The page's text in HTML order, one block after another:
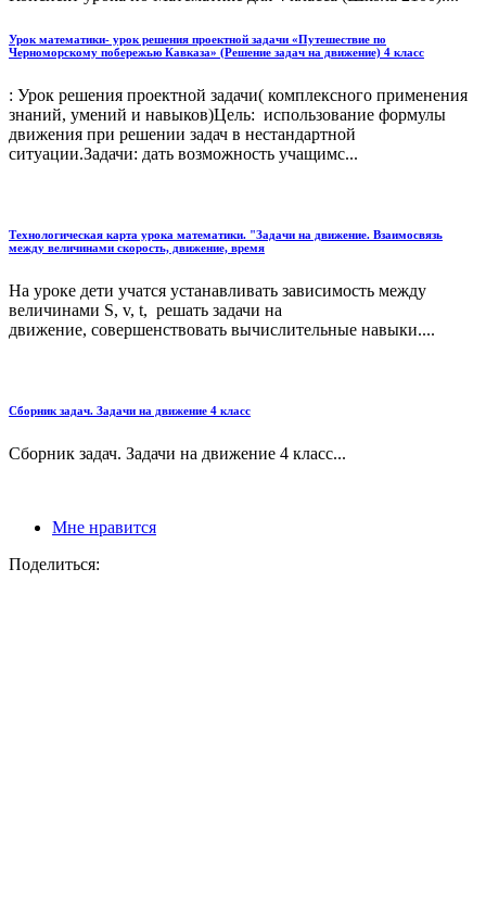
Урок математики- урок решения проектной задачи «Путешествие по
Черноморскому побережью Кавказа» (Решение задач на движение) 4 класс
: Урок решения проектной задачи( комплексного применения
знаний, умений и навыков)Цель: использование формулы
движения при решении задач в нестандартной
ситуации.Задачи: дать возможность учащимс...
Технологическая карта урока математики. "Задачи на движение. Взаимосвязь
между величинами скорость, движение, время
На уроке дети учатся устанавливать зависимость между
величинами S, v, t, решать задачи на
движение, совершенствовать вычислительные навыки....
Сборник задач. Задачи на движение 4 класс
Сборник задач. Задачи на движение 4 класс...
Мне нравится
Поделиться: